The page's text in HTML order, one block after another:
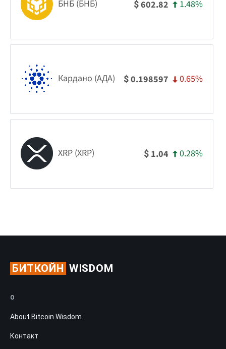
БНБ (БНБ) $602.82 1.48%
Кардано (АДА) $0.198597 0.65%
XRP (XRP) $ 1.04 0.28%
БИТКОЙН WISDOM
О
About Bitcoin Wisdom
Контакт